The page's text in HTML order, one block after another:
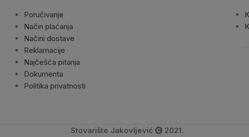
Poručivanje
Način plaćanja
Načini dostave
Reklamacije
Najčešća pitanja
Dokumenta
Politika privatnosti
Stovarište Jakovljević 2021.